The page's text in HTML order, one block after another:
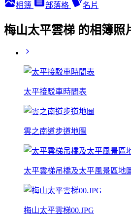
相簿 部落格 名片
梅山太平雲梯 的相簿照
太平接駁車時間表
雲之南道步道地圖
太平雲梯吊橋及太平風景區地
梅山太平雲梯00.JPG